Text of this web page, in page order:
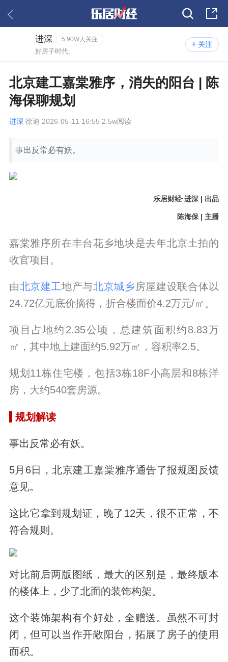
关注
进深 5.90W人关注
好房子时代。
北京建工嘉棠雅序，消失的阳台 | 陈
海保聊规划
进深 徐迪 2026-05-11 16:55 2.5w阅读
事出反常必有妖。
乐居财经·进深 | 出品
陈海保 | 主播
嘉棠雅序所在丰台花乡地块是去年北京土拍的
收官项目。
由北京建工地产与北京城乡 房屋建设联合体以
24.72亿元底价摘得，折合楼面价4.2万元/㎡。
项目占地约2.35公顷，总建筑面积约8.83万
㎡，其中地上建面约5.92万㎡，容积率2.5。
规划11栋住宅楼，包括3栋18F小高层和8栋洋
房，大约540套房源。
规划解读
事出反常必有妖。
5月6日，北京建工嘉棠雅序通告了报规图反馈
意见。
这比它拿到规划证，晚了12天，很不正常，不
符合规则。
对比前后两版图纸，最大的区别是，最终版本
的楼体上，少了北面的装饰构架。
这个装饰架构有个好处，全赠送。虽然不可封
闭，但可以当作开敞阳台，拓展了房子的使用
面积。